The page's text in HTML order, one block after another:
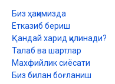
Биз ҳақимизда
Етказиб бериш
Қандай харид қилинади?
Талаб ва шартлар
Махфийлик сиёсати
Биз билан боғланиш